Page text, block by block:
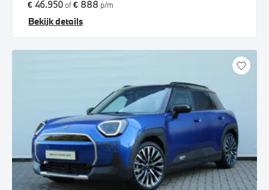
€ 46.950of€ 888 p/m
Bekijk details